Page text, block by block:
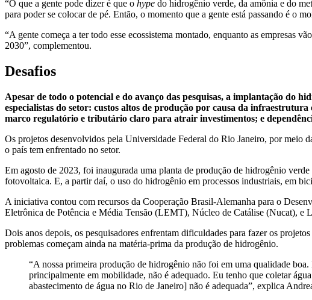
“O que a gente pode dizer é que o hype do hidrogênio verde, da amônia e do
para poder se colocar de pé. Então, o momento que a gente está passando é o
“A gente começa a ter todo esse ecossistema montado, enquanto as empresas
2030”, complementou.
Desafios
Apesar de todo o potencial e do avanço das pesquisas, a implantação do
especialistas do setor: custos altos de produção por causa da
marco regulatório e tributário claro para atrair investimentos; e
Os projetos desenvolvidos pela Universidade Federal do Rio Janeiro, por meio
o país tem enfrentado no setor.
Em agosto de 2023, foi inaugurada uma planta de produção de hidrogênio
fotovoltaica. E, a partir daí, o uso do hidrogênio em processos industriais, em
A iniciativa contou com recursos da Cooperação Brasil-Alemanha para o
Eletrônica de Potência e Média Tensão (LEMT), Núcleo de Catálise (Nucat), e
Dois anos depois, os pesquisadores enfrentam dificuldades para fazer os
problemas começam ainda na matéria-prima da produção de hidrogênio.
“A nossa primeira produção de hidrogênio não foi em uma qualidade
principalmente em mobilidade, não é adequado. Eu tenho que coletar
abastecimento de água no Rio de Janeiro] não é adequada”, explica